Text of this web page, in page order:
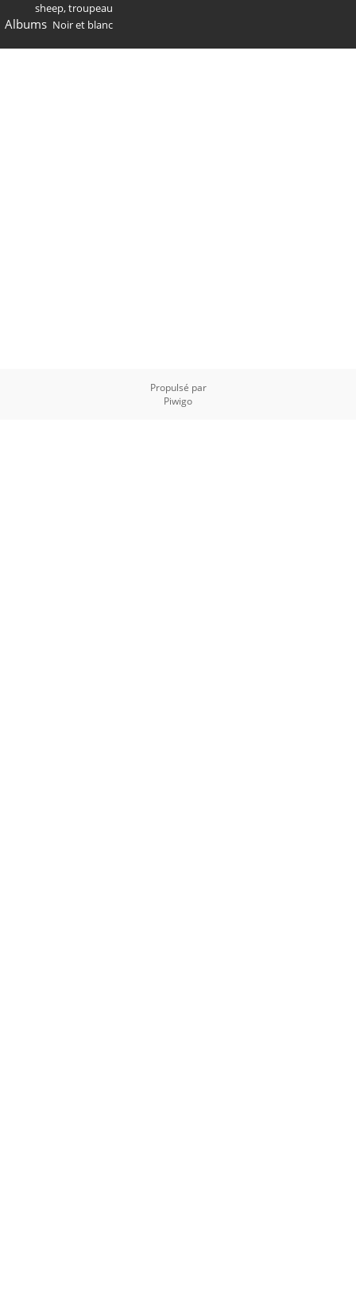
sheep,troupeau
Albums Noir et blanc
Propulsé par
Piwigo